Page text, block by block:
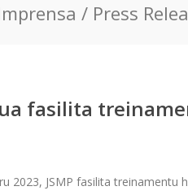
/ Press
fasilita
2023, JSMP fasilita treinamentu